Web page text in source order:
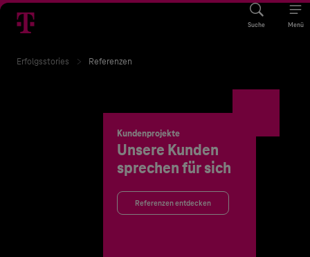
Suche Menü
Erfolgsstories Referenzen
Kundenprojekte
Unsere Kunden
sprechen für sich
Referenzen entdecken